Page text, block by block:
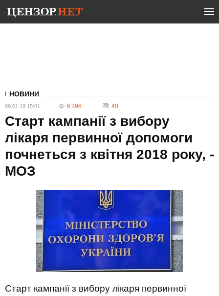
НОВИНИ
09.01.18 15:01 6 396 40
Старт кампанії з вибору
лікаря первинної допомоги
почнеться з квітня 2018 року, -
МОЗ
Старт кампанії з вибору лікаря первинної